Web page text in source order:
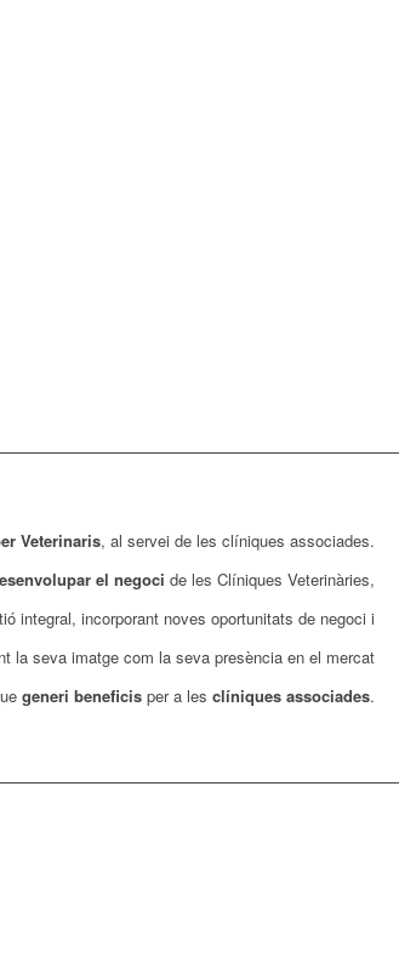
Veterinaris, al servei de les clíniques associades.
el negoci de les Clíniques Veterinàries,
integral, incorporant noves oportunitats de negoci i
la seva imatge com la seva presència en el mercat
generi beneficis per a les clíniques associades.